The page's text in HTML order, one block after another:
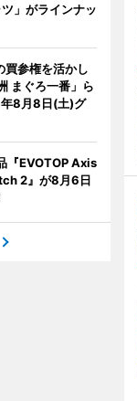
」がラインナッ
買参権を活かし
まぐろ一番」ら
8月8日(土)グ
『EVOTOP Axis
2』が8月6日